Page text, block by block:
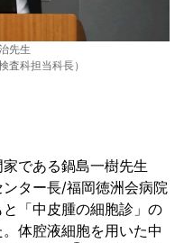
先生
査科担当科長）
である鍋島一樹先生
ンター長/福岡徳洲会病院
「中皮腫の細胞診」の
体腔液細胞を用いた中